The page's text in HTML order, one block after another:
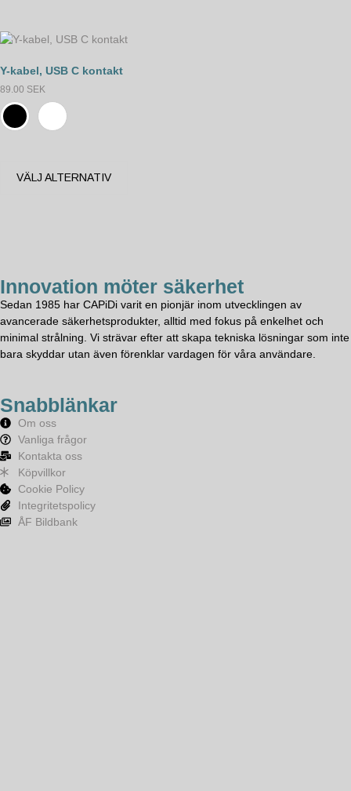
Y-kabel, USB C kontakt
89.00 SEK
VÄLJ ALTERNATIV
Innovation möter säkerhet
Sedan 1985 har CAPiDi varit en pionjär inom utvecklingen av
avancerade säkerhetsprodukter, alltid med fokus på enkelhet och
minimal strålning. Vi strävar efter att skapa tekniska lösningar som inte
bara skyddar utan även förenklar vardagen för våra användare.
Snabblänkar
Om oss
Vanliga frågor
Kontakta oss
Köpvillkor
Cookie Policy
Integritetspolicy
ÅF Bildbank